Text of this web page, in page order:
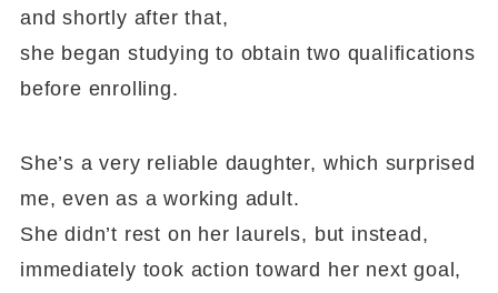
and shortly after that,
she began studying to obtain two qualifications
before enrolling.
She’s a very reliable daughter, which surprised
me, even as a working adult.
She didn’t rest on her laurels, but instead,
immediately took action toward her next goal,